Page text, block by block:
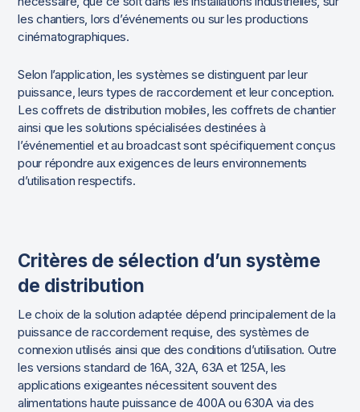
les chantiers, lors d’événements ou sur les productions
cinématographiques.
Selon l’application, les systèmes se distinguent par leur
puissance, leurs types de raccordement et leur conception.
Les coffrets de distribution mobiles, les coffrets de chantier
ainsi que les solutions spécialisées destinées à
l’événementiel et au broadcast sont spécifiquement conçus
pour répondre aux exigences de leurs environnements
d’utilisation respectifs.
Critères de sélection d’un système
de distribution
Le choix de la solution adaptée dépend principalement de la
puissance de raccordement requise, des systèmes de
connexion utilisés ainsi que des conditions d’utilisation. Outre
les versions standard de 16A, 32A, 63A et 125A, les
applications exigeantes nécessitent souvent des
alimentations haute puissance de 400A ou 630A via des